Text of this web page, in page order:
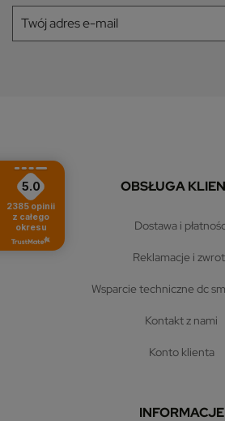
5.0
2385 opinii
z całego
okresu
OBSŁUGA
dostawa i
reklamacje i
wsparcie techniczne dc
kontakt z nami
konto klienta
INFORMACJE